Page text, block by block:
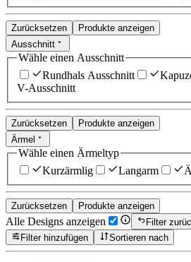
Zurücksetzen
Produkte anzeigen
Ausschnitt
Wähle einen Ausschnitt
Rundhals Ausschnitt
V-Ausschnitt
Zurücksetzen
Produkte anzeigen
Ärmel
Wähle einen Ärmeltyp
Kurzärmlig
Langarm
Zurücksetzen Produkte anzeigen
Alle Designs anzeigen
Filter
Filter hinzufügen
Sortieren nach